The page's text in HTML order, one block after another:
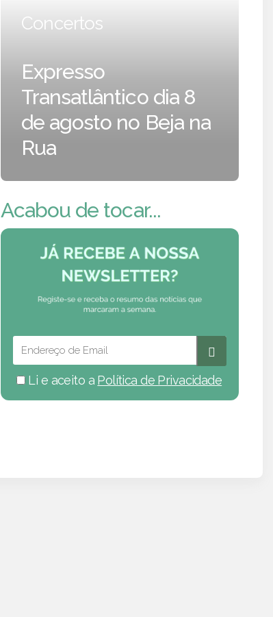
Concertos
Expresso
Transatlântico dia 8
de agosto no Beja na
Rua
Acabou de tocar...
Li e aceito a Política de Privacidade